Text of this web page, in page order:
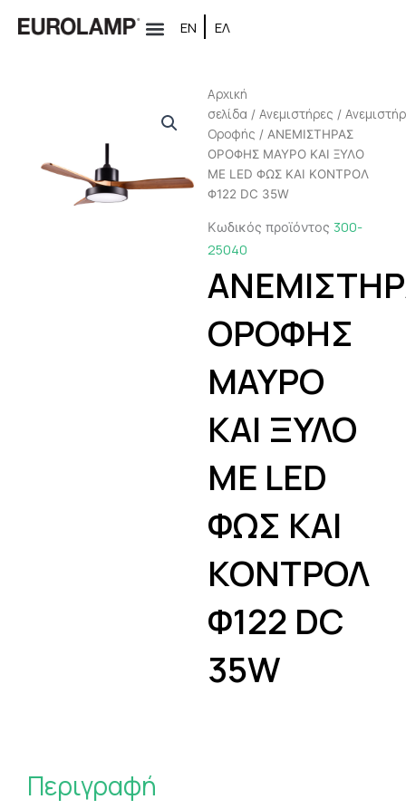
στο
ΕΝ ΕΛ
Αρχική
σελίδα /Ανεμιστήρες /
Oροφής / ΑΝΕΜΙΣΤΗΡΑΣ
ΟΡΟΦΗΣ ΜΑΥΡΟ ΚΑΙ ΞΥΛΟ
ΜΕ LED ΦΩΣ ΚΑΙ ΚΟΝΤΡΟΛ
Φ122 DC 35W
Κωδικός προϊόντος 300-
25040
ΟΡΟΦΗΣ
ΜΑΥΡΟ
ΚΑΙ ΞΥΛΟ
ΜΕ LED
ΦΩΣ ΚΑΙ
ΚΟΝΤΡΟΛ
Φ122 DC
35W
Περιγραφή